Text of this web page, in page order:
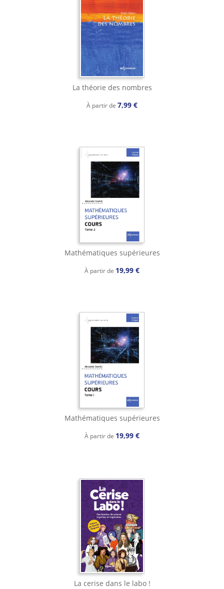
La théorie des nombres
À partir de 7,99 €
Mathématiques supérieures
À partir de 19,99 €
Mathématiques supérieures
À partir de 19,99 €
La cerise dans le labo !